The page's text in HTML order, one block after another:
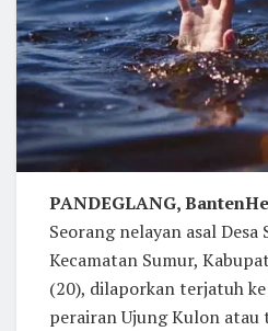
PANDEGLANG,
Seorang nelayan asal Desa
Kecamatan Sumur,
(20), dilaporkan terjatuh
perairan Ujung Kulon